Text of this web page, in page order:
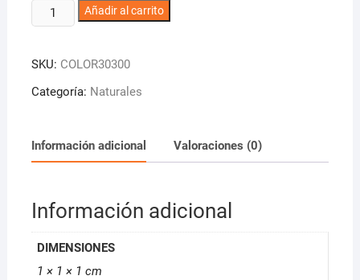
Majirel
3
Oscuro
50ml
Añadir al carrito
SKU: COLOR30300
Categoría: Naturales
Información adicional Valoraciones (0)
Información adicional
DIMENSIONES
1 × 1 × 1 cm